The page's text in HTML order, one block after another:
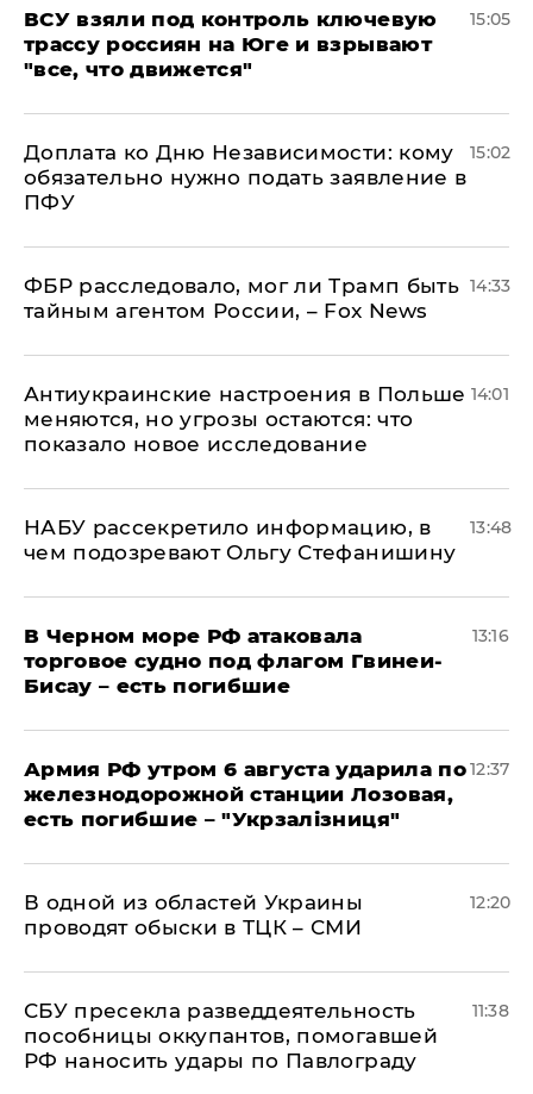
ВСУ взяли под контроль ключевую
трассу россиян на Юге и взрывают
"все, что движется"
15:05
Доплата ко Дню Независимости: кому
обязательно нужно подать заявление в
ПФУ
15:02
ФБР расследовало, мог ли Трамп быть
тайным агентом России, – Fox News
14:33
Антиукраинские настроения в Польше
меняются, но угрозы остаются: что
показало новое исследование
14:01
НАБУ рассекретило информацию, в
чем подозревают Ольгу Стефанишину
13:48
В Черном море РФ атаковала
торговое судно под флагом Гвинеи-
Бисау – есть погибшие
13:16
Армия РФ утром 6 августа ударила по
железнодорожной станции Лозовая,
есть погибшие – "Укрзалізниця"
12:37
В одной из областей Украины
проводят обыски в ТЦК – СМИ
12:20
СБУ пресекла разведдеятельность
пособницы оккупантов, помогавшей
РФ наносить удары по Павлограду
11:38